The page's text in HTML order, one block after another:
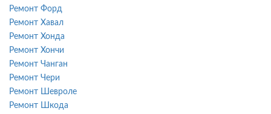
Ремонт Форд
Ремонт Хавал
Ремонт Хонда
Ремонт Хончи
Ремонт Чанган
Ремонт Чери
Ремонт Шевроле
Ремонт Шкода